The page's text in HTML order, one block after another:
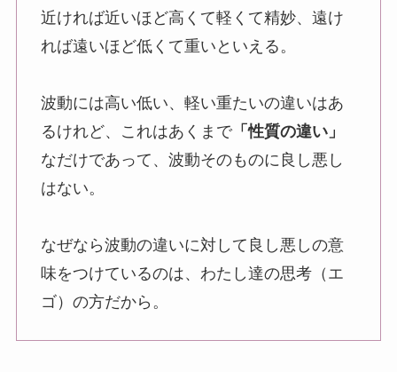
近ければ近いほど高くて軽くて精妙、遠け
れば遠いほど低くて重いといえる。
波動には高い低い、軽い重たいの違いはあ
るけれど、これはあくまで「性質の違い」
なだけであって、波動そのものに良し悪し
はない。
なぜなら波動の違いに対して良し悪しの意
味をつけているのは、わたし達の思考（エ
ゴ）の方だから。